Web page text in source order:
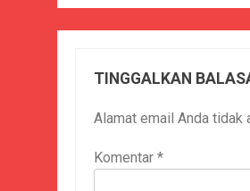
TINGGALKAN
Alamat email Anda tidak
Komentar *